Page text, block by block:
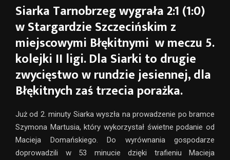
Siarka Tarnobrzeg wygrała 2:1 (1:0)
w Stargardzie Szczecińskim z
miejscowymi Błękitnymi w meczu 5.
kolejki II ligi. Dla Siarki to drugie
zwycięstwo w rundzie jesiennej, dla
Błękitnych zaś trzecia porażka.
Już od 2. minuty Siarka wyszła na prowadzenie po bramce
Szymona Martusia, który wykorzystał świetne podanie od
Macieja Domańskiego. Do wyrównania gospodarze
doprowadzili w 53 minucie dzięki trafieniu Macieja